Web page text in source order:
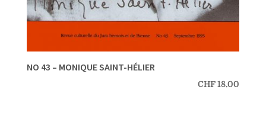
NO 43 – MONIQUE SAINT-HÉLIER
CHF18.00